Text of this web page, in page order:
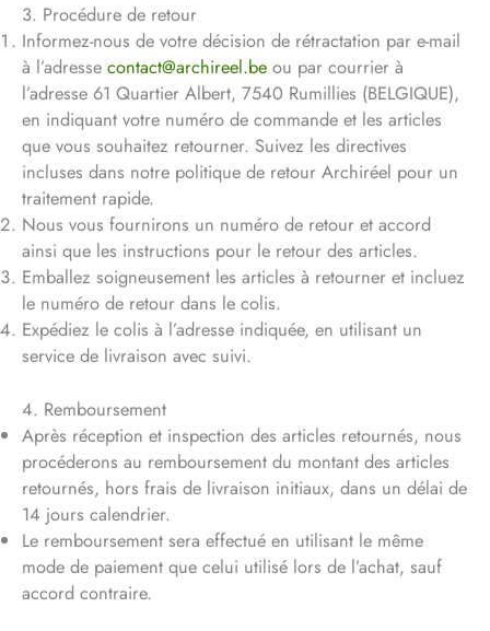
3. Procédure de retour
Informez-nous de votre décision de rétractation par e-mail
à l’adresse contact@archireel.be ou par courrier à
l’adresse 61 Quartier Albert, 7540 Rumillies (BELGIQUE),
en indiquant votre numéro de commande et les articles
que vous souhaitez retourner. Suivez les directives
incluses dans notre politique de retour Archiréel pour un
traitement rapide.
Nous vous fournirons un numéro de retour et accord
ainsi que les instructions pour le retour des articles.
Emballez soigneusement les articles à retourner et incluez
le numéro de retour dans le colis.
Expédiez le colis à l’adresse indiquée, en utilisant un
service de livraison avec suivi.
4. Remboursement
Après réception et inspection des articles retournés, nous
procéderons au remboursement du montant des articles
retournés, hors frais de livraison initiaux, dans un délai de
14 jours calendrier.
Le remboursement sera effectué en utilisant le même
mode de paiement que celui utilisé lors de l’achat, sauf
accord contraire.